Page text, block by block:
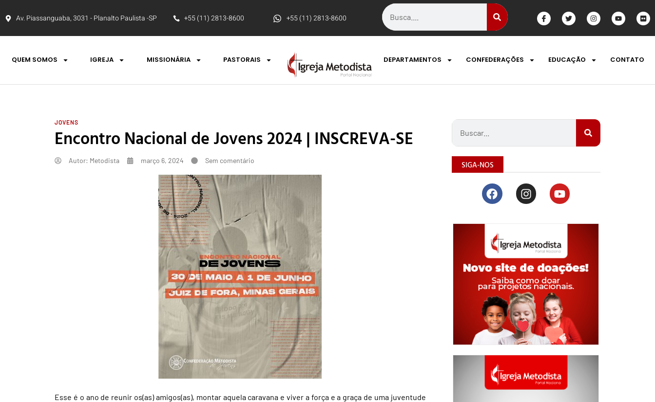
Av. Piassanguaba, 3031 - Planalto Paulista -SP +55 (11) 2813-8600 +55 (11) 2813-8600
QUEM SOMOS IGREJA MISSIONÁRIA PASTORAIS DEPARTAMENTOS CONFEDERAÇÕES EDUCAÇÃO CONTATO
JOVENS
Encontro Nacional de Jovens 2024 | INSCREVA-SE
Autor: Metodista março 6, 2024 Sem comentário
Esse é o ano de reunir os(as) amigos(as), montar aquela caravana e viver a força e a graça de uma juventude
SIGA-NOS